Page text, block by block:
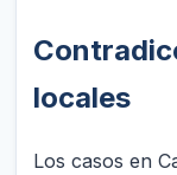
locales
Los casos en